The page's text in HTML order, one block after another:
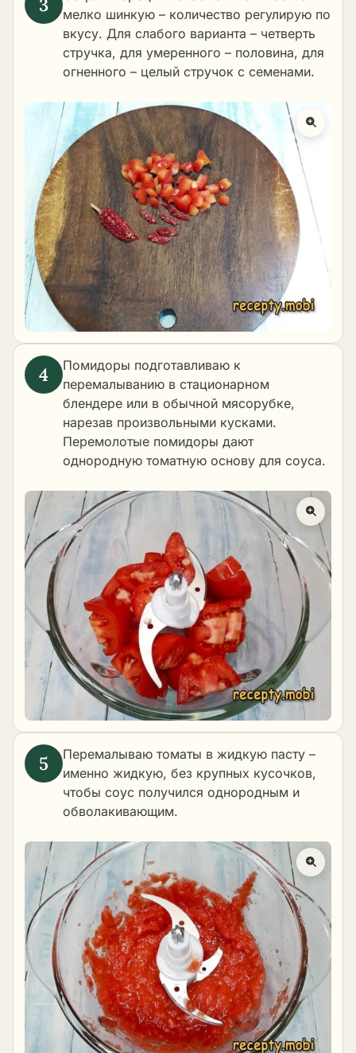
мелко шинкую – количество регулирую по
вкусу. Для слабого варианта – четверть
стручка, для умеренного – половина, для
огненного – целый стручок с семенами.
Помидоры подготавливаю к
перемалыванию в стационарном
блендере или в обычной мясорубке,
нарезав произвольными кусками.
Перемолотые помидоры дают
однородную томатную основу для соуса.
Перемалываю томаты в жидкую пасту –
именно жидкую, без крупных кусочков,
чтобы соус получился однородным и
обволакивающим.